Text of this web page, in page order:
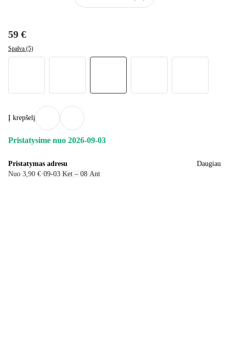
59 €
Spalva (5)
Į krepšelį
Pristatysime nuo 2026‑09‑03
Pristatymas adresu
Nuo 3,90 €·09‑03 Ket – 08 Ant
Daugiau